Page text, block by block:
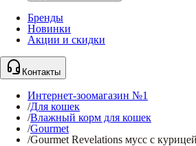
Бренды
Новинки
Акции и скидки
Контакты
Интернет-зоомагазин №1
/Для кошек
/Влажный корм для кошек
/Gourmet
/Gourmet Revelations мусс с курицей